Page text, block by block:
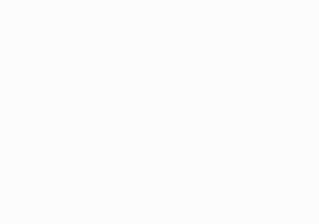
(USDA) suspendió el 5 de agosto de
en turnos rotativos podría ser…
a Index en Nuevo León ha alcanzado
—absorción, ocupación y metros